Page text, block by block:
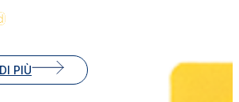
PIÙ